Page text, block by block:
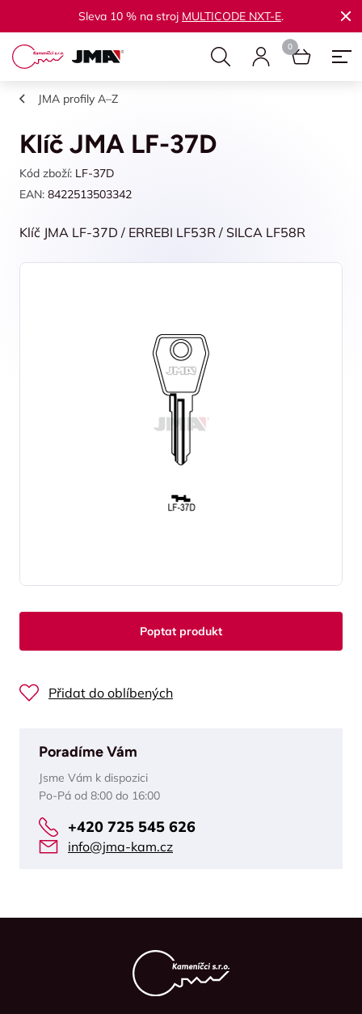
Sleva 10 % na stroj MULTICODE NXT-E.
JMA profily A–Z
Klíč JMA LF-37D
Kód zboží: LF-37D
EAN: 8422513503342
Klíč JMA LF-37D / ERREBI LF53R / SILCA LF58R
Poptat produkt
Přidat do oblíbených
Poradíme Vám
Jsme Vám k dispozici
Po-Pá od 8:00 do 16:00
+420 725 545 626
info@jma-kam.cz